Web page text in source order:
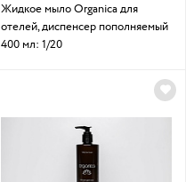
Жидкое мыло Organica для
отелей, диспенсер пополняемый
400 мл: 1/20